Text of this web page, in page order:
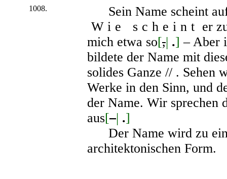
1008.
Sein Name scheint auf
Wie scheint er
mich etwa so[,| .] – Aber
bildete der Name mit
solides Ganze // . Sehen
Werke in den Sinn, und
der Name. Wir sprechen
aus[–| .]
Der Name wird zu
architektonischen Form.